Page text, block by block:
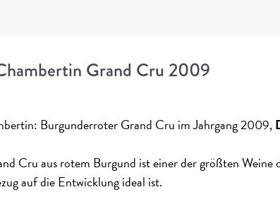
Grand Cru 2009
Burgunderroter Grand Cru im Jahrgang 2009,
Cru aus rotem Burgund ist einer der größten Weine
auf die Entwicklung ideal ist.